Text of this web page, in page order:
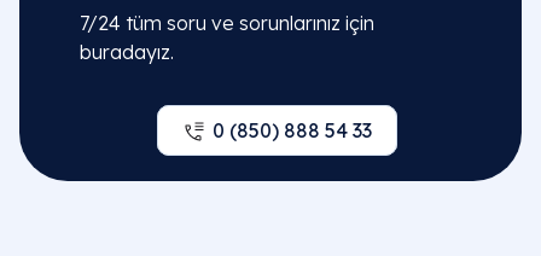
7/24 tüm soru ve sorunlarınız için
buradayız.
0 (850) 888 54 33